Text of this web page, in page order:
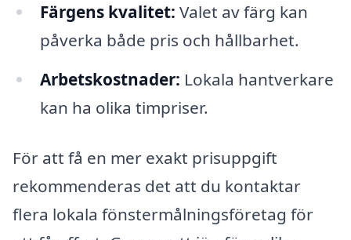
Färgens kvalitet: Valet av färg kan
påverka både pris och hållbarhet.
Arbetskostnader: Lokala hantverkare
kan ha olika timpriser.
För att få en mer exakt prisuppgift
rekommenderas det att du kontaktar
flera lokala fönstermålningsföretag för